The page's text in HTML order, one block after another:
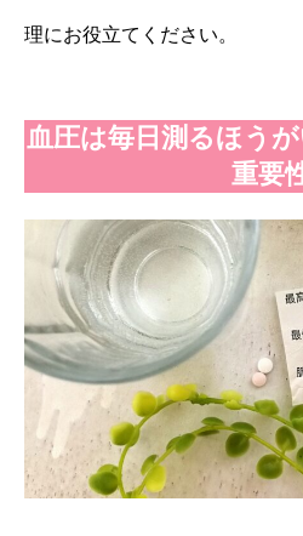
理にお役立てください。
血圧は毎日測るほう
重要